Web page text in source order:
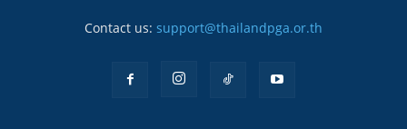
Contact us: support@thailandpga.or.th